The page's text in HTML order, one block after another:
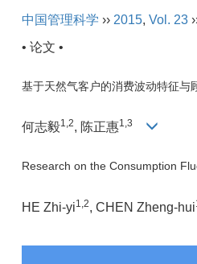
中国管理科学 ›› 2015, Vol. 23
• 论文 •
基于天然气客户的消费波动特征与
何志毅1,2, 陈正惠1,3
Research on the Consumption
HE Zhi-yi1,2, CHEN Zheng-hui